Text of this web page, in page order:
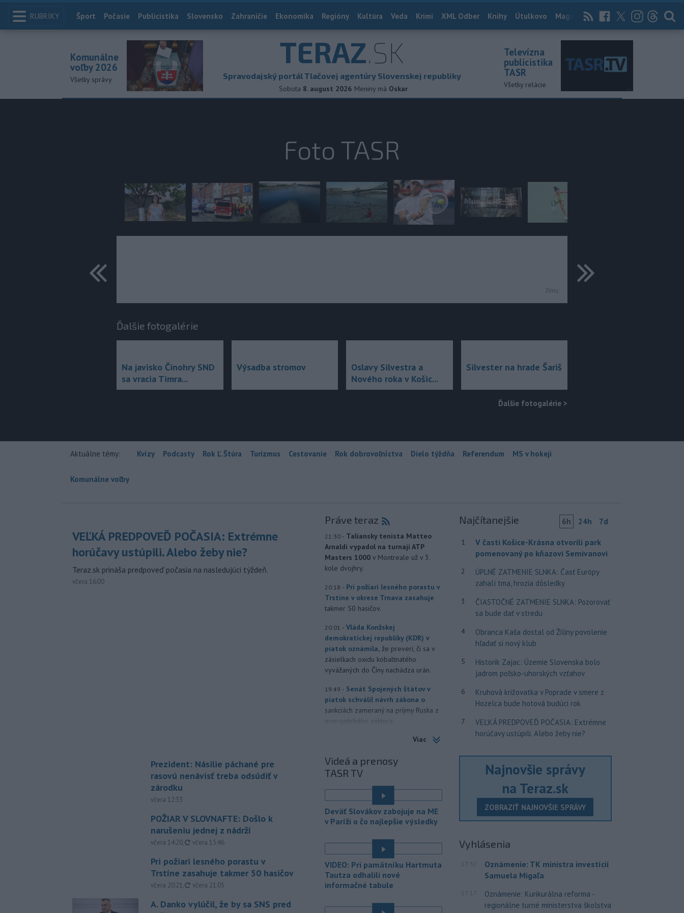
RUBRIKY Index
Šport Počasie Publicistika Slovensko Zahraničie Ekonomika Regióny Kultúra Veda Krimi XML Odber Knihy Útulkovo Magazín News Now Archív
TERAZ.SK
Spravodajský portál Tlačovej agentúry Slovenskej republiky
Sobota 8. august 2026 Meniny má Oskar
Komunálne
voľby 2026
Všetky správy
Televízna
publicistika
TASR
Všetky relácie
Foto TASR
Zdroj:
predchádzajúce ďalšie
Ďalšie fotogalérie
Na javisko Činohry SND
sa vracia Timra...
Výsadba stromov
Oslavy Silvestra a
Nového roka v Košic...
Silvester na hrade Šariš
Ďalšie fotogalérie >
Aktuálne témy: Kvízy Podcasty Rok Ľ.Štúra Turizmus Cestovanie Rok dobrovoľníctva Dielo týždňa Referendum MS v hokeji
Komunálne voľby
VEĽKÁ PREDPOVEĎ POČASIA: Extrémne
horúčavy ustúpili. Alebo žeby nie?
Teraz.sk prináša predpoveď počasia na nasledujúci týždeň.
včera 16:00
Prezident: Násilie páchané pre
rasovú nenávisť treba odsúdiť v
zárodku
včera 12:33
POŽIAR V SLOVNAFTE: Došlo k
narušeniu jednej z nádrží
včera 14:20, aktualizované
včera 15:46
Pri požiari lesného porastu v
Trstíne zasahuje takmer 50 hasičov
včera 20:21, aktualizované
včera 21:05
A. Danko vylúčil, že by sa SNS pred
Práve teraz
21:30 - Taliansky tenista Matteo
Arnaldi vypadol na turnaji ATP
Masters 1000 v Montreale už v 3.
kole dvojhry.
20:18 - Pri požiari lesného porastu v
Trstíne v okrese Trnava zasahuje
takmer 50 hasičov.
20:01 - Vláda Konžskej
demokratickej republiky (KDR) v
piatok oznámila, že preverí, či sa v
zásielkach oxidu kobaltnatého
vyvážaných do Číny nachádza urán.
19:49 - Senát Spojených štátov v
piatok schválil návrh zákona o
sankciách zameraný na príjmy Ruska z
energetického sektora.
Slovenská polícia prispela k
ktorý sa podarilo ukončiť
právoplatným odsúdením páchateľa v
15:21 - Piatkový požiar v
bratislavskej rafinérii Slovnaft je
pod kontrolou.Príčina jeho vzniku
TASR to potvrdil hovorca rafinérie
Anton Molnár.
15:17 - Ministerstvo kultúry (MK) SR
upraví verziu opatrenia o
pôsobnosti rezortu.
Viac
Videá a prenosy
TASR TV
Deväť Slovákov zabojuje na ME
v Paríži o čo najlepšie výsledky
VIDEO: Pri pamätníku Hartmuta
Tautza odhalili nové
informačné tabule
Najčítanejšie 6h 24h 7d
1
V časti Košice-Krásna otvorili park
pomenovaný po kňazovi Semivanovi
2
ÚPLNÉ ZATMENIE SLNKA: Časť Európy
zahalí tma, hrozia dôsledky
3
ČIASTOČNÉ ZATMENIE SLNKA: Pozorovať
sa bude dať v stredu
4
Obranca Kaša dostal od Žiliny povolenie
hľadať si nový klub
5
Historik Zajac: Územie Slovenska bolo
jadrom poľsko-uhorských vzťahov
6
Kruhová križovatka v Poprade v smere z
Hozelca bude hotová budúci rok
7
VEĽKÁ PREDPOVEĎ POČASIA: Extrémne
horúčavy ustúpili. Alebo žeby nie?
Najnovšie správy
na Teraz.sk
ZOBRAZIŤ NAJNOVŠIE SPRÁVY
Vyhlásenia
17:32
Oznámenie: TK ministra investícií
Samuela Migaľa
17:17
Oznámenie: Kurikurálna reforma -
regionálne turné ministerstva školstva